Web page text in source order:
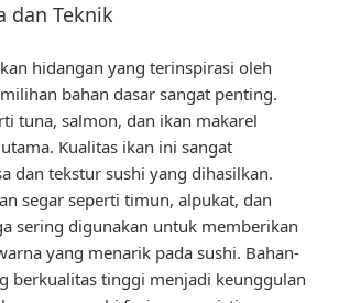
dan Teknik
hidangan yang terinspirasi oleh
bahan dasar sangat penting.
tuna, salmon, dan ikan makarel
Kualitas ikan ini sangat
dan tekstur sushi yang dihasilkan.
segar seperti timun, alpukat, dan
sering digunakan untuk memberikan
yang menarik pada sushi. Bahan-
berkualitas tinggi menjadi keunggulan